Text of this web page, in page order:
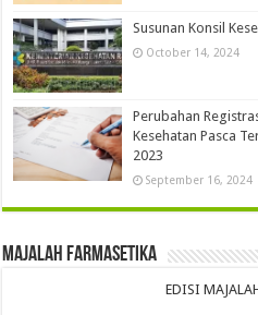
Susunan Konsil
October 14, 2024
Perubahan
Kesehatan Pasca
2023
September 16, 2024
Majalah Farmasetika
EDISI